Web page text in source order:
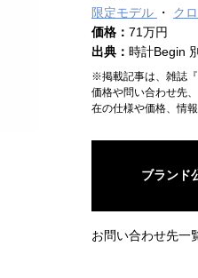
限定モデル
ク
価格： 71万円
出典： 時計Begin
※掲載記事は、雑誌
価格や問い合わせ先
在の仕様や価格、情
ブランド
お問い合わせ先一